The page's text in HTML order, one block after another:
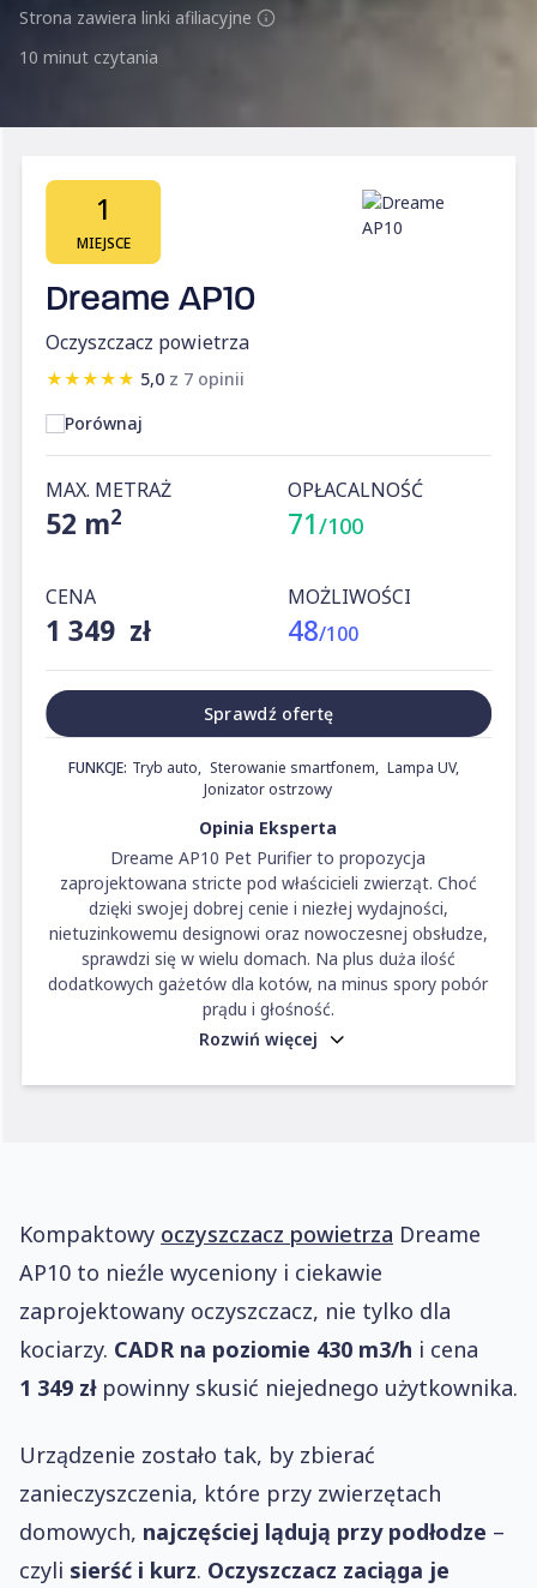
Strona zawiera linki afiliacyjne
10 minut czytania
1
MIEJSCE
Dreame AP10
Oczyszczacz powietrza
★★★★★ 5,0 z 7 opinii
Porównaj
MAX. METRAŻ
52 m2
OPŁACALNOŚĆ
71/100
CENA
1 349 zł
MOŻLIWOŚCI
48/100
Sprawdź ofertę
FUNKCJE: Tryb auto Sterowanie smartfonem
Lampa UV
Jonizator ostrzowy
Opinia Eksperta
Dreame AP10 Pet Purifier to propozycja
zaprojektowana stricte pod właścicieli zwierząt. Choć
dzięki swojej dobrej cenie i niezłej wydajności,
nietuzinkowemu designowi oraz nowoczesnej obsłudze,
sprawdzi się w wielu domach. Na plus duża ilość
dodatkowych gażetów dla kotów, na minus spory pobór
prądu i głośność.
Rozwiń więcej
Kompaktowy oczyszczacz powietrza Dreame
AP10 to nieźle wyceniony i ciekawie
zaprojektowany oczyszczacz, nie tylko dla
kociarzy. CADR na poziomie 430 m3/h i cena
1 349 złpowinny skusić niejednego użytkownika.
Urządzenie zostało tak, by zbierać
zanieczyszczenia, które przy zwierzętach
domowych, najczęściej lądują przy podłodze –
czyli sierść i kurz. Oczyszczacz zaciąga je